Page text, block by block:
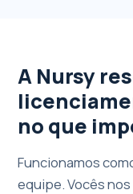
A Nursy
no que
Funcionamos
equipe. Vocês